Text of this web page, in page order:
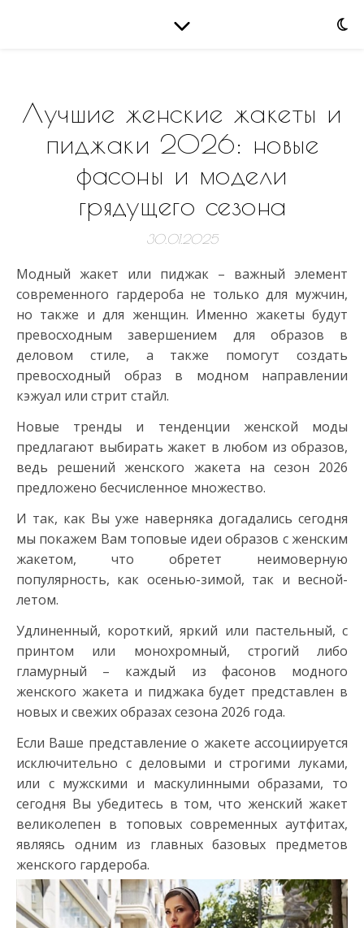
Лучшие женские жакеты и
пиджаки 2026: новые
фасоны и модели
грядущего сезона
30.01.2025
Модный жакет или пиджак – важный элемент
современного гардероба не только для мужчин,
но также и для женщин. Именно жакеты будут
превосходным завершением для образов в
деловом стиле, а также помогут создать
превосходный образ в модном направлении
кэжуал или стрит стайл.
Новые тренды и тенденции женской моды
предлагают выбирать жакет в любом из образов,
ведь решений женского жакета на сезон 2026
предложено бесчисленное множество.
И так, как Вы уже наверняка догадались сегодня
мы покажем Вам топовые идеи образов с женским
жакетом, что обретет неимоверную
популярность, как осенью-зимой, так и весной-
летом.
Удлиненный, короткий, яркий или пастельный, с
принтом или монохромный, строгий либо
гламурный – каждый из фасонов модного
женского жакета и пиджака будет представлен в
новых и свежих образах сезона 2026 года.
Если Ваше представление о жакете ассоциируется
исключительно с деловыми и строгими луками,
или с мужскими и маскулинными образами, то
сегодня Вы убедитесь в том, что женский жакет
великолепен в топовых современных аутфитах,
являясь одним из главных базовых предметов
женского гардероба.